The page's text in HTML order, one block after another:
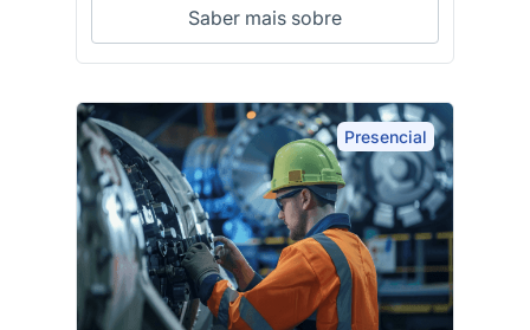
Saber mais sobre
Presencial